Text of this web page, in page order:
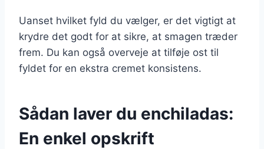
Uanset hvilket fyld du vælger, er det vigtigt at
krydre det godt for at sikre, at smagen træder
frem. Du kan også overveje at tilføje ost til
fyldet for en ekstra cremet konsistens.
Sådan laver du enchiladas:
En enkel opskrift